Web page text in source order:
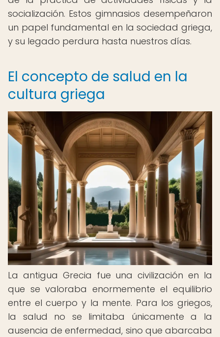
socialización. Estos gimnasios desempeñaron
un papel fundamental en la sociedad griega,
y su legado perdura hasta nuestros días.
El concepto de salud en la
cultura griega
La antigua Grecia fue una civilización en la
que se valoraba enormemente el equilibrio
entre el cuerpo y la mente. Para los griegos,
la salud no se limitaba únicamente a la
ausencia de enfermedad, sino que abarcaba